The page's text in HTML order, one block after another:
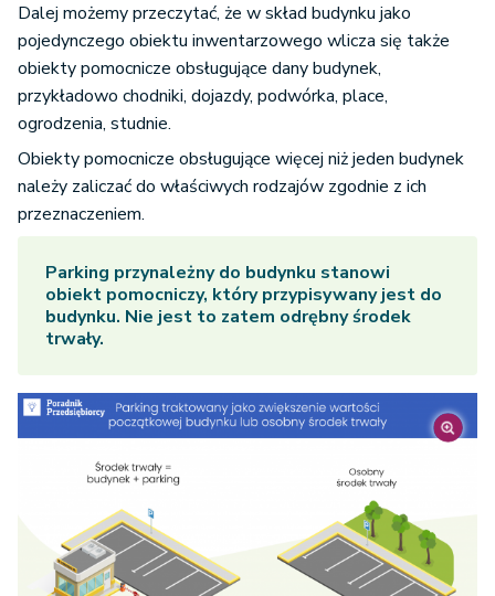
Dalej możemy przeczytać, że w skład budynku jako
pojedynczego obiektu inwentarzowego wlicza się także
obiekty pomocnicze obsługujące dany budynek,
przykładowo chodniki, dojazdy, podwórka, place,
ogrodzenia, studnie.
Obiekty pomocnicze obsługujące więcej niż jeden budynek
należy zaliczać do właściwych rodzajów zgodnie z ich
przeznaczeniem.
Parking przynależny do budynku stanowi
obiekt pomocniczy, który przypisywany jest do
budynku. Nie jest to zatem odrębny środek
trwały.